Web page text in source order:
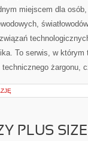
miejscem dla
To serwis, w którym
technicznego
PLUS SIZE